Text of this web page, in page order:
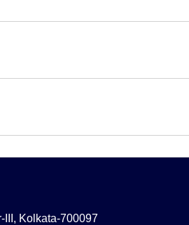
III, Kolkata-700097